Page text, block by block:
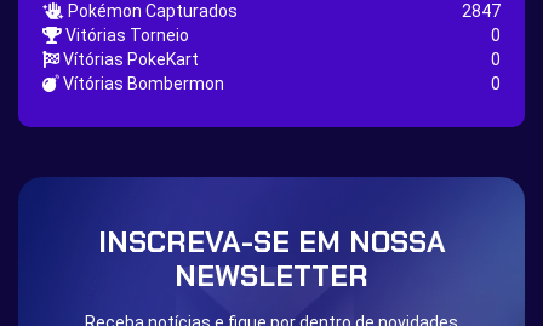
Boost Stone
Primeiros 251 Pokemons na Pokedex
Eternal Dark Quest Door 999
Pokémon Capturados
2847
Vitórias Torneio
0
Vítórias PokeKart
0
Vítórias Bombermon
0
INSCREVA-SE EM NOSSA
NEWSLETTER